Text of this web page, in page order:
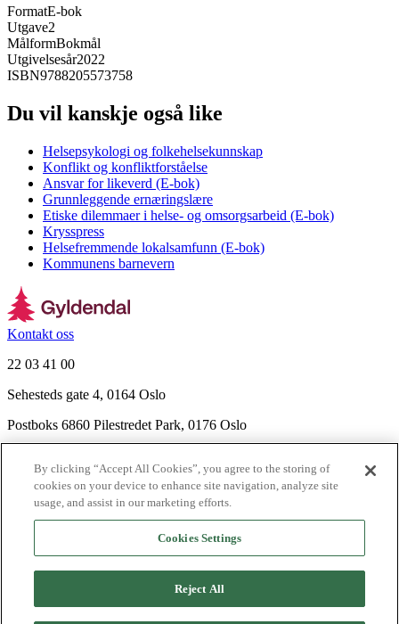
FormatE-bok
Utgave2
MålformBokmål
Utgivelsesår2022
ISBN9788205573758
Du vil kanskje også like
Helsepsykologi og folkehelsekunnskap
Konflikt og konfliktforståelse
Ansvar for likeverd (E-bok)
Grunnleggende ernæringslære
Etiske dilemmaer i helse- og omsorgsarbeid (E-bok)
Krysspress
Helsefremmende lokalsamfunn (E-bok)
Kommunens barnevern
Kontakt oss
22 03 41 00
Sehesteds gate 4, 0164 Oslo
Postboks 6860 Pilestredet Park, 0176 Oslo
Nyhetsbrev
Ledige stillinger
Send inn manus
Agency
By clicking “Accept All Cookies”, you agree to the storing of
cookies on your device to enhance site navigation, analyze site
usage, and assist in our marketing efforts.
Cookies Settings
Reject All